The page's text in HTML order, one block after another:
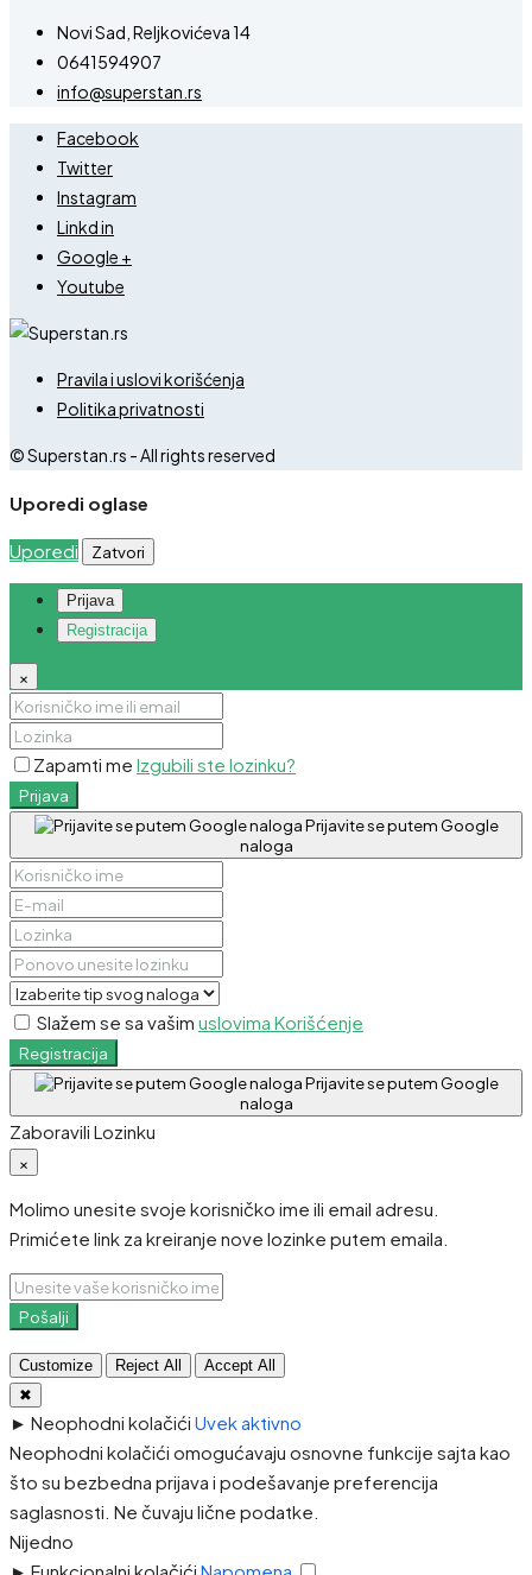
Novi Sad, Reljkovićeva 14
0641594907
info@superstan.rs
Facebook
Twitter
Instagram
Linkd in
Google +
Youtube
Pravila i uslovi korišćenja
Politika privatnosti
© Superstan.rs - All rights reserved
Uporedi oglase
Uporedi Zatvori
Prijava
Registracija
×
Zapamti me Izgubili ste lozinku?
Prijava
Prijavite se putem Google
naloga
Slažem se sa vašim uslovima Korišćenje
Registracija
Prijavite se putem Google
naloga
Zaboravili Lozinku
×
Molimo unesite svoje korisničko ime ili email adresu.
Primićete link za kreiranje nove lozinke putem emaila.
Pošalji
Customize Reject All
Accept All
✖
► Neophodni kolačići Uvek aktivno
Neophodni kolačići omogućavaju osnovne funkcije sajta kao
što su bezbedna prijava i podešavanje preferencija
saglasnosti. Ne čuvaju lične podatke.
Nijedno